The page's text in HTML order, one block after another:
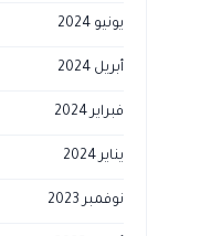
يونيو 2024
أبريل 2024
فبراير 2024
يناير 2024
نوفمبر 2023